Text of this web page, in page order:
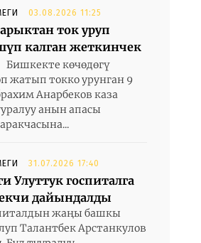
03.08.2026 11:25
ток уруп
калган жеткинчек
Бишкекте көчөдөгү
жатып токко урунган 9
Анарбеков каза
анын апасы
31.07.2026 17:40
Улуттук госпиталга
дайындалды
жаңы башкы
Талантбек Арстанкулов